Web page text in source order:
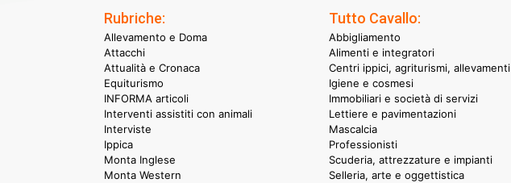
Rubriche:
Allevamento e Doma
Attacchi
Attualità e Cronaca
Equiturismo
INFORMA articoli
Interventi assistiti con animali
Interviste
Ippica
Monta Inglese
Monta Western
Tutto Cavallo:
Abbigliamento
Alimenti e integratori
Centri ippici, agriturismi, allevamenti
Igiene e cosmesi
Immobiliari e società di servizi
Lettiere e pavimentazioni
Mascalcia
Professionisti
Scuderia, attrezzature e impianti
Selleria, arte e oggettistica